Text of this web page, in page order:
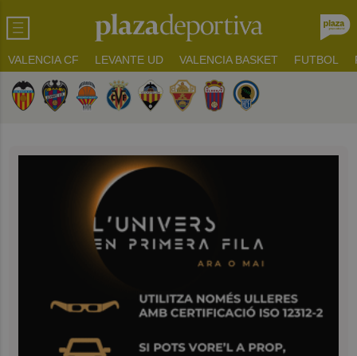
VALENCIA CF LEVANTE UD VALENCIA BASKET FUTBOL